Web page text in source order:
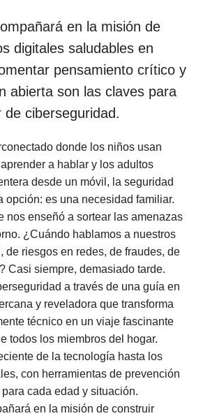
en la misión de
digitales saludables en
pensamiento crítico y
abierta son las claves para
de ciberseguridad.
donde los niños usan
a hablar y los adultos
desde un móvil, la seguridad
opción: es una necesidad familiar.
nos enseñó a sortear las amenazas
¿Cuándo hablamos a nuestros
de riesgos en redes, de fraudes, de
Casi siempre, demasiado tarde.
a través de una guía en
y reveladora que transforma
técnico en un viaje fascinante
todos los miembros del hogar.
de la tecnología hasta los
con herramientas de prevención
cada edad y situación.
en la misión de construir